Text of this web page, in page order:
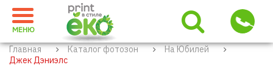
МЕНЮ
Главная Каталог фотозон
На Юбилей
Джек Дэниэлс